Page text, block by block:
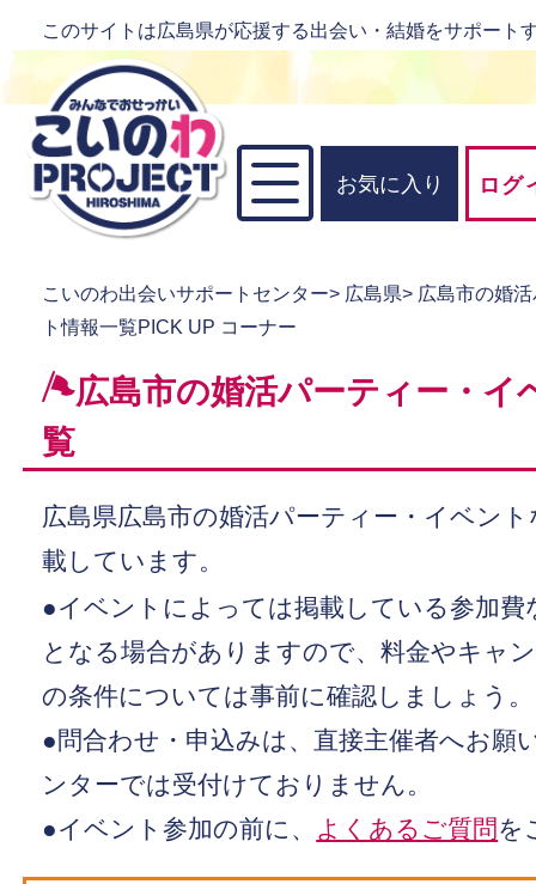
このサイトは広島県が応援する出会い・結婚をサポート
お気に入り ログ
こいのわ出会いサポートセンター> 広島県> 広島市の婚
ト情報一覧PICK UP コーナー
広島市の婚活パーティー・イ
覧
広島県広島市の婚活パーティー・イベン
載しています。
●イベントによっては掲載している参加費
となる場合がありますので、料金やキャ
の条件については事前に確認しましょう。
●問合わせ・申込みは、直接主催者へお願
ンターでは受付けておりません。
●イベント参加の前に、
よくあるご質問を